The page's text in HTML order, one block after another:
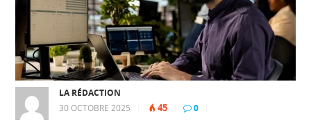
LA RÉDACTION
30 OCTOBRE 2025
45 0